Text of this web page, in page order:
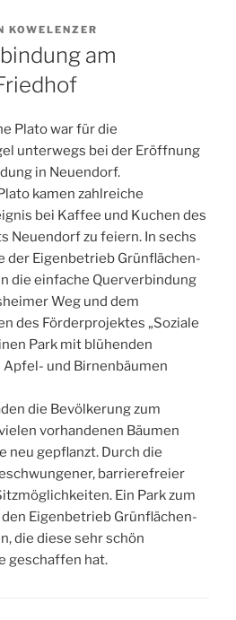
KOWELENZER
am
Plato war für die
unterwegs bei der Eröffnung
in Neuendorf.
kamen zahlreiche
bei Kaffee und Kuchen des
Neuendorf zu feiern. In sechs
der Eigenbetrieb Grünflächen-
die einfache Querverbindung
Weg und dem
des Förderprojektes „Soziale
Park mit blühenden
und Birnenbäumen
die Bevölkerung zum
vorhandenen Bäumen
neu gepflanzt. Durch die
barrierefreier
Ein Park zum
Eigenbetrieb Grünflächen-
die diese sehr schön
geschaffen hat.